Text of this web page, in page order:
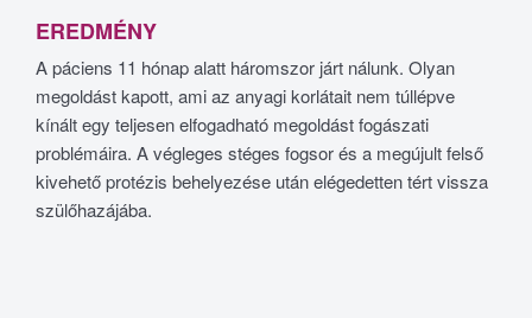
EREDMÉNY
A páciens 11 hónap alatt háromszor járt nálunk. Olyan
megoldást kapott, ami az anyagi korlátait nem túllépve
kínált egy teljesen elfogadható megoldást fogászati
problémáira. A végleges stéges fogsor és a megújult felső
kivehető protézis behelyezése után elégedetten tért vissza
szülőhazájába.